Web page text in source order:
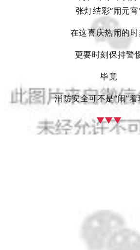
张灯结彩“闹元宵
在这喜庆热闹的
更要时刻保持警
毕竟
消防安全可不是“闹”
▼▼▼